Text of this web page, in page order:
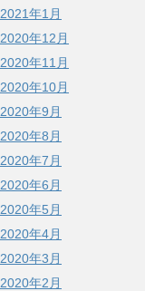
2021年1月
2020年12月
2020年11月
2020年10月
2020年9月
2020年8月
2020年7月
2020年6月
2020年5月
2020年4月
2020年3月
2020年2月